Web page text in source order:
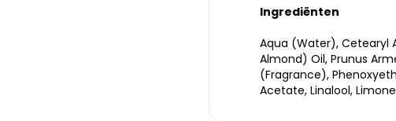
Ingrediënten
Aqua (Water), Cetearyl
Almond) Oil, Prunus
(Fragrance),
Acetate, Linalool,